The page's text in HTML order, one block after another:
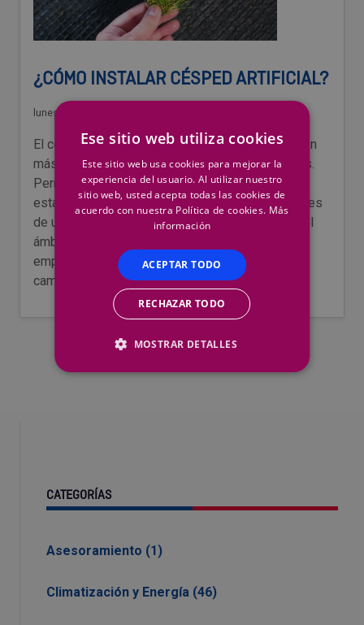
¿CÓMO INSTALAR CÉSPED ARTIFICIAL?
lunes, 15 de julio de 2024
El césped artificial se ha convertido en la solución
más demandada para patios, terrazas o balcones.
Permite disfrutar de un jardín verde y en buen
estado los 365 días del año sin los inconvenientes
de un mantenimiento constante. Pero además del
ámbito doméstico, también se emplea más en
empresas, jardines residenciales o hasta en
campos…
CATEGORÍAS
Asesoramiento (1)
Climatización y Energía (46)
Ese sitio web utiliza cookies
Este sitio web usa cookies para mejorar la
experiencia del usuario. Al utilizar nuestro
sitio web, usted acepta todas las cookies de
acuerdo con nuestra Política de cookies. Más
información
ACEPTAR TODO
RECHAZAR TODO
MOSTRAR DETALLES